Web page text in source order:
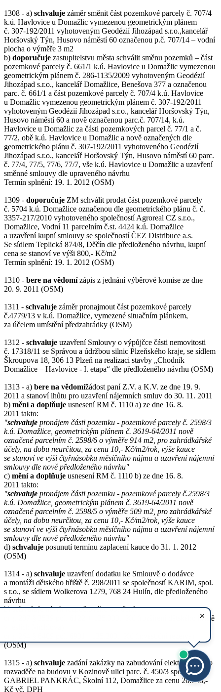
1308 - a) schvaluje záměr směnit část pozemkové parcely č. 707/4
k.ú. Havlovice u Domažlic vymezenou geometrickým plánem
č. 307-192/2011 vyhotoveným Geodézií Jihozápad s.r.o.,kancelář
Horšovský Týn, Husovo náměstí 60 označenou p.č. 707/14 – vodní
plocha o výměře 3 m2
b) doporučuje zastupitelstvu města schválit směnu pozemků – část
pozemkové parcely č. 661/1 k.ú. Havlovice u Domažlic vymezenou
geometrickým plánem č. 286-1135/2009 vyhotoveným Geodézií
Jihozápad s.r.o., kancelář Domažlice, Benešova 377 a označenou
parc. č. 661/1 a část pozemkové parcely č. 707/4 k.ú. Havlovice
u Domažlic vymezenou geometrickým plánem č. 307-192/2011
vyhotoveným Geodézií Jihozápad s.r.o., kancelář Horšovský Týn,
Husovo náměstí 60 a nově označenou parc.č. 707/14, k.ú.
Havlovice u Domažlic za části pozemkových parcel č. 77/1 a č.
77/2, obě k.ú. Havlovice u Domažlic a nově označených dle
geometrického plánu č. 307-192/2011 vyhotoveného Geodézií
Jihozápad s.r.o., kancelář Horšovský Týn, Husovo náměstí 60 parc.
č. 77/4, 77/5, 77/6, 77/7, vše k.ú. Havlovice u Domažlic a uzavření
směnné smlouvy dle upraveného návrhu
Termín splnění: 19. 1. 2012 (OSM)
1309 - doporučuje ZM schválit prodat část pozemkové parcely
č. 5704 k.ú. Domažlice označenou dle geometrického plánu č. č.
3357-217/2010 vyhotoveného společností Agroreal CZ s.r.o.,
Domažlice, Vodní 11 parcelním č.st. 4424 k.ú. Domažlice
a uzavření kupní smlouvy se společností ČEZ Distribuce a.s.
Se sídlem Teplická 874/8, Děčín dle předloženého návrhu, kupní
cena se stanoví ve výši 800,- Kč/m2
Termín splnění: 19. 1. 2012 (OSM)
1310 - bere na vědomízápis z jednání výběrové komise ze dne
20. 9. 2011 (OSM)
1311 - schvaluje záměr pronajmout část pozemkové parcely
č.4779/13 v k.ú. Domažlice, vymezené situačním plánkem,
za účelem umístění předzahrádky (OSM)
1312 - schvaluje uzavření Smlouvy o výpůjčce části nemovitosti
č. 17318/11 se Správou a údržbou silnic Plzeňského kraje, se sídlem
Škroupova 18, 306 13 Plzeň na realizaci stavby „Chodník
Domažlice – Havlovice - I. etapa“ dle předloženého návrhu (OSM)
1313 - a) bere na vědomížádost paní Z.V. a K.V. ze dne 19. 9.
2011 a stanoví lhůtu pro uzavření nájemních smluv do 30. 11. 2011
b) mění a doplňuje usnesení RM č. 1110 a) ze dne 16. 8.
2011 takto:
"schvaluje pronájem části pozemku - pozemkové parcely č. 2598/3
k.ú. Domažlice, geometrickým plánem č. 3619-64/2011 nově
označené parcelním č. 2598/6 o výměře 914 m2, pro zahrádkářské
účely, na dobu neurčitou, za cenu 10,- Kč/m2/rok, výše kauce
se stanoví ve výši čtyřnásobku měsíčního nájmu a uzavření nájemní
smlouvy dle nově předloženého návrhu"
c) mění a doplňuje usnesení RM č. 1110 b) ze dne 16. 8.
2011 takto:
"schvaluje pronájem části pozemku - pozemkové parcely č.2598/3
k.ú. Domažlice, geometrickým plánem č. 3619-64/2011 nově
označené parcelním č. 2598/5 o výměře 509 m2, pro zahrádkářské
účely, na dobu neurčitou, za cenu 10,- Kč/m2/rok, výše kauce
se stanoví ve výši čtyřnásobku měsíčního nájmu a uzavření nájemní
smlouvy dle nově předloženého návrhu"
d) schvaluje posunutí termínu zaplacení kauce do 31. 1. 2012
(OSM)
1314 - a) schvaluje uzavření dodatku ke Smlouvě o dodávce
a montáži dětského hřiště č. 298/2011 se společností KARIM, spol.
s r.o., se sídlem Wolkerova 1279, 768 24 Hulín, dle předloženého
návrhu
b)schvalujenávrh rozpočtového opatření:
org. 287 § 3539 pol. 6122 + 135.300,- Kč (rozšíření dětského hřiště
(OSM)
1315 - a) schvaluje zadání zakázky na zabudování elektroměrného
rozvaděče na budovu v Kozinově ulici parc. č. 450/3 společnosti
GABRIEL PANKRÁC, Školní 112, Domažlice za cenu 26.748,-
Kč vč. DPH